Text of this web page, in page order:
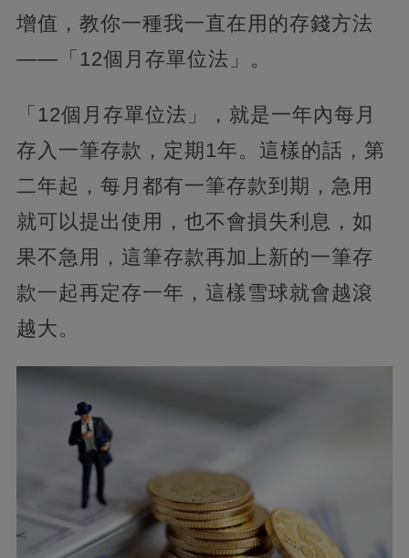
增值，教你一種我一直在用的存錢方法
——「12個月存單位法」。
「12個月存單位法」，就是一年內每月
存入一筆存款，定期1年。這樣的話，第
二年起，每月都有一筆存款到期，急用
就可以提出使用，也不會損失利息，如
果不急用，這筆存款再加上新的一筆存
款一起再定存一年，這樣雪球就會越滾
越大。